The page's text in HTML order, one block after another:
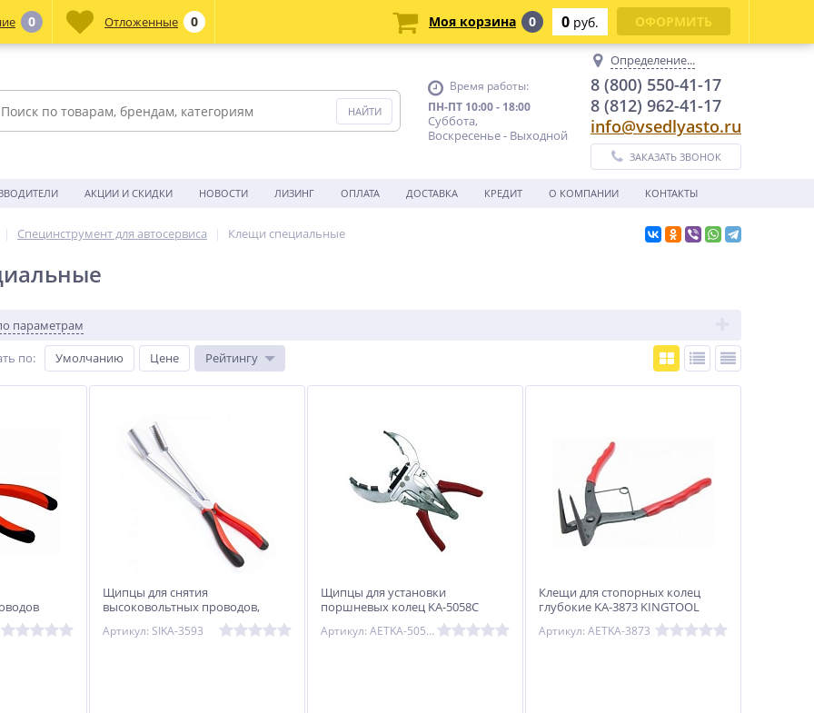
Время работы:
ПН-ПТ 10:00 - 18:00
Суббота,
Воскресенье - Выходной
Определение...
8 (800) 550-41-17
8 (812) 962-41-17
info@vsedlyasto.ru
ЗАКАЗАТЬ ЗВОНОК
АКЦИИ И СКИДКИ НОВОСТИ ЛИЗИНГ ОПЛАТА ДОСТАВКА КРЕДИТ О КОМПАНИИ КОНТАКТЫ
Специнструмент для автосервиса Клещи специальные
параметрам
по: Умолчанию Цене Рейтингу
Щипцы для снятия
высоковольтных проводов,
Артикул: SIKA-3593
Щипцы для установки
поршневых колец KA-5058C
Артикул: AETKA-5058C
Клещи для стопорных колец
глубокие KA-3873 KINGTOOL
Артикул: AETKA-3873
0 Отложенные 0 Моя корзина 0 0 руб. ОФОРМИТЬ